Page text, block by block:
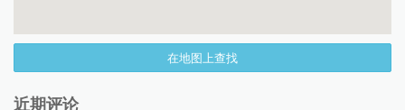
在地图上查找
近期评论